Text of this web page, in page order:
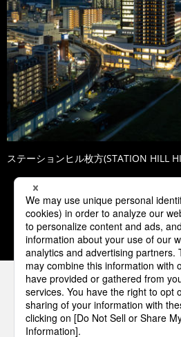
ステーションヒル枚方(STATION HILL
1 2 3 4
パナソニックの電気設備